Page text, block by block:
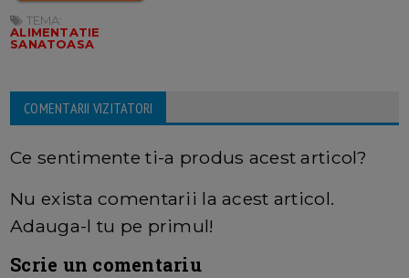
TEMA:
ALIMENTATIE
SANATOASA
COMENTARII VIZITATORI
Ce sentimente ti-a produs acest articol?
Nu exista comentarii la acest articol.
Adauga-l tu pe primul!
Scrie un comentariu